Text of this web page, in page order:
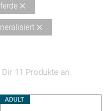
Artikel
entfernen
Artikel
Dir 11 Produkte an.